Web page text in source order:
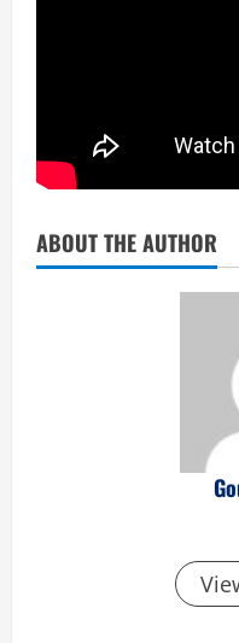
ABOUT THE AUTHOR